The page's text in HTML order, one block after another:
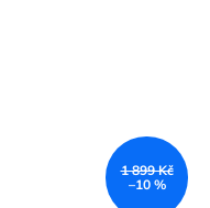
1 899 Kč
–10 %